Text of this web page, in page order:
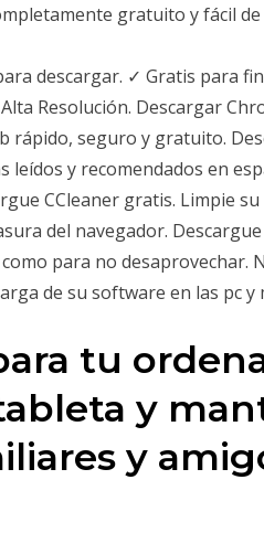
gratuito y fácil de
descargar. ✓ Gratis para
Resolución. Descargar
rápido, seguro y gratuito.
y recomendados en
CCleaner gratis. Limpie su
del navegador.
para no desaprovechar.
de su software en las pc y
tu
y
y